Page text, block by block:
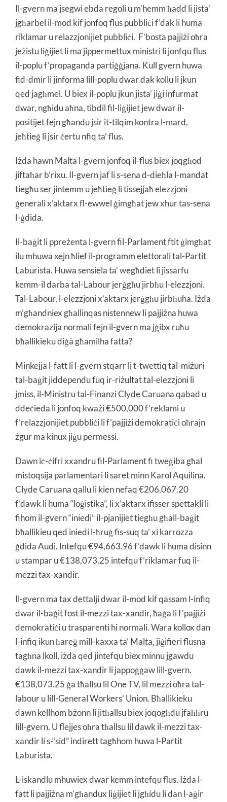
Il-gvern ma jsegwi ebda regoli u m’hemm ħadd li jista’
jgħarbel il-mod kif jonfoq flus pubbliċi f’dak li huma
riklamar u relazzjonijiet pubbliċi. F’bosta pajjiżi oħra
jeżistu liġijiet li ma jippermettux ministri li jonfqu flus
il-poplu f’propaganda partiġġjana. Kull gvern huwa
fid-dmir li jinforma lill-poplu dwar dak kollu li jkun
qed jagħmel. U biex il-poplu jkun jista’ jiġi infurmat
dwar, ngħidu aħna, tibdil fil-liġijiet jew dwar il-
positijet fejn għandu jsir it-tilqim kontra l-mard,
jeħtieġ li jsir ċertu nfiq ta’ flus.
Iżda hawn Malta l-gvern jonfoq il-flus biex joqgħod
jiftaħar b’rixu. Il-gvern jaf li s-sena d-dieħla l-mandat
tiegħu ser jintemm u jeħtieġ li tissejjaħ elezzjoni
ġenerali x’aktarx fl-ewwel ġimgħat jew xhur tas-sena
l-ġdida.
Il-baġit li ppreżenta l-gvern fil-Parlament ftit ġimgħat
ilu mhuwa xejn ħlief il-programm elettorali tal-Partit
Laburista. Huwa sensiela ta’ wegħdiet li jissarfu
kemm-il darba tal-Labour jerġgħu jirbħu l-elezzjoni.
Tal-Labour, l-elezzjoni x’aktarx jerġgħu jirbħuha. Iżda
m’għandniex għallinqas nistennew li pajjiżna huwa
demokrazija normali fejn il-gvern ma jġibx ruħu
bħallikieku diġà għamilha fatta?
Minkejja l-fatt li l-gvern stqarr li t-twettiq tal-miżuri
tal-baġit jiddependu fuq ir-riżultat tal-elezzjoni li
jmiss, il-Ministru tal-Finanzi Clyde Caruana qabad u
ddeċieda li jonfoq kważi €500,000 f’reklami u
f’relazzjonijiet pubbliċi li f’pajjiżi demokratiċi oħrajn
żgur ma kinux jiġu permessi.
Dawn iċ-ċifri xxandru fil-Parlament fi tweġiba għal
mistoqsija parlamentari li saret minn Karol Aquilina.
Clyde Caruana qallu li kien nefaq €206,067.20
f’dawk li huma “loġistika”, li x’aktarx ifisser spettakli li
fihom il-gvern “iniedi” il-pjanijiet tiegħu għall-baġit
bħallikieu qed iniedi l-ħruġ fis-suq ta’ xi karrozza
ġdida Audi. Intefqu €94,663.96 f’dawk li huma disinn
u stampar u €138,073.25 intefqu f’riklamar fuq il-
mezzi tax-xandir.
Il-gvern ma tax dettalji dwar il-mod kif qassam l-infiq
dwar il-baġit fost il-mezzi tax-xandir, ħaġa li f’pajjiżi
demokratiċi u trasparenti hi normali. Wara kollox dan
l-infiq ikun ħareġ mill-kaxxa ta’ Malta, jiġifieri flusna
tagħna lkoll, iżda qed jintefqu biex minnu jgawdu
dawk il-mezzi tax-xandir li jappoġġaw lill-gvern.
€138,073.25 ġa tħallsu lil One TV, lil mezzi oħra tal-
labour u lill-General Workers’ Union. Bħallikieku
dawn kellhom bżonn li jitħallsu biex joqogħdu jfaħħru
lill-gvern. U flejjes oħra tħallsu lil dawk il-mezzi tax-
xandir li s-“sid” indirett tagħhom huwa l-Partit
Laburista.
L-iskandlu mhuwiex dwar kemm intefqu flus. Iżda l-
fatt li pajjiżna m’għandux liġijiet li jgħidu li dan l-aġir